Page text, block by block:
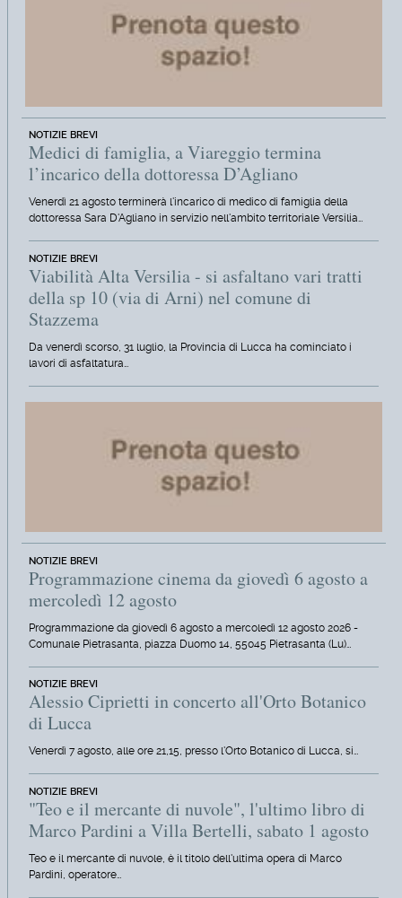
NOTIZIE BREVI
Medici di famiglia, a Viareggio termina
l’incarico della dottoressa D’Agliano
Venerdì 21 agosto terminerà l'incarico di medico di famiglia della
dottoressa Sara D'Agliano in servizio nell'ambito territoriale Versilia…
NOTIZIE BREVI
Viabilità Alta Versilia - si asfaltano vari tratti
della sp 10 (via di Arni) nel comune di
Stazzema
Da venerdì scorso, 31 luglio, la Provincia di Lucca ha cominciato i
lavori di asfaltatura…
NOTIZIE BREVI
Programmazione cinema da giovedì 6 agosto a
mercoledì 12 agosto
Programmazione da giovedì 6 agosto a mercoledì 12 agosto 2026 -
Comunale Pietrasanta, piazza Duomo 14, 55045 Pietrasanta (Lu)…
NOTIZIE BREVI
Alessio Ciprietti in concerto all'Orto Botanico
di Lucca
Venerdì 7 agosto, alle ore 21,15, presso l'Orto Botanico di Lucca, si…
NOTIZIE BREVI
"Teo e il mercante di nuvole", l'ultimo libro di
Marco Pardini a Villa Bertelli, sabato 1 agosto
Teo e il mercante di nuvole, è il titolo dell'ultima opera di Marco
Pardini, operatore…